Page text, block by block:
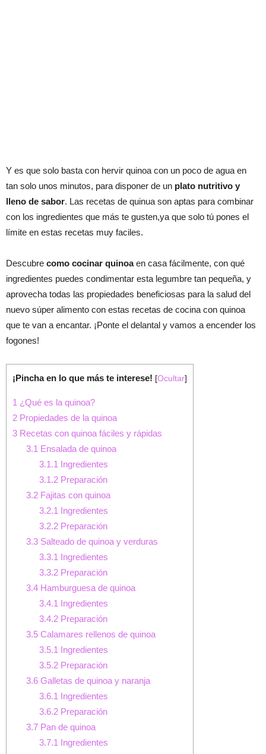
Y es que solo basta con hervir quinoa con un poco de agua en
tan solo unos minutos, para disponer de un plato nutritivo y
lleno de sabor. Las recetas de quinua son aptas para combinar
con los ingredientes que más te gusten,ya que solo tú pones el
límite en estas recetas muy faciles.
Descubre como cocinar quinoaen casa fácilmente, con qué
ingredientes puedes condimentar esta legumbre tan pequeña, y
aprovecha todas las propiedades beneficiosas para la salud del
nuevo súper alimento con estas recetas de cocina con quinoa
que te van a encantar. ¡Ponte el delantal y vamos a encender los
fogones!
¡Pincha en lo que más te interese! [Ocultar]
1 ¿Qué es la quinoa?
2 Propiedades de la quinoa
3 Recetas con quinoa fáciles y rápidas
3.1 Ensalada de quinoa
3.1.1 Ingredientes
3.1.2 Preparación
3.2Fajitas con quinoa
3.2.1 Ingredientes
3.2.2 Preparación
3.3Salteado de quinoa y verduras
3.3.1 Ingredientes
3.3.2 Preparación
3.4Hamburguesa de quinoa
3.4.1 Ingredientes
3.4.2 Preparación
3.5Calamares rellenos de quinoa
3.5.1 Ingredientes
3.5.2 Preparación
3.6Galletas de quinoa y naranja
3.6.1 Ingredientes
3.6.2 Preparación
3.7Pan de quinoa
3.7.1 Ingredientes